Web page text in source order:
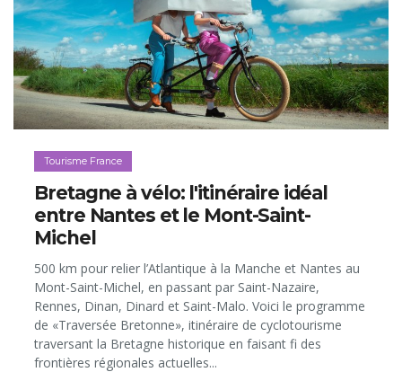
Tourisme France
Bretagne à vélo: l'itinéraire idéal
entre Nantes et le Mont-Saint-
Michel
500 km pour relier l’Atlantique à la Manche et Nantes au
Mont-Saint-Michel, en passant par Saint-Nazaire,
Rennes, Dinan, Dinard et Saint-Malo. Voici le programme
de «Traversée Bretonne», itinéraire de cyclotourisme
traversant la Bretagne historique en faisant fi des
frontières régionales actuelles...